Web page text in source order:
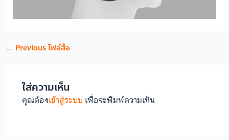
← Previous ไฟล์สื่อ
ใส่ความเห็น
คุณต้องเข้าสู่ระบบ เพื่อจะพิมพ์ความเห็น